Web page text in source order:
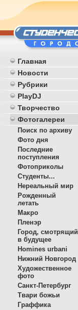
Главная
Новости
Рубрики
PlayDJ
Творчество
Фотогалереи
Поиск по архиву
Фото дня
Последние
поступления
Фотоприколы
Студенты...
Нереальный мир
Рожденный
летать
Макро
Пленэр
Город, смотрящий
в будущее
Homines urbani
Нижний Новгород
Художественное
фото
Санкт-Петербург
Твари божьи
Граффика